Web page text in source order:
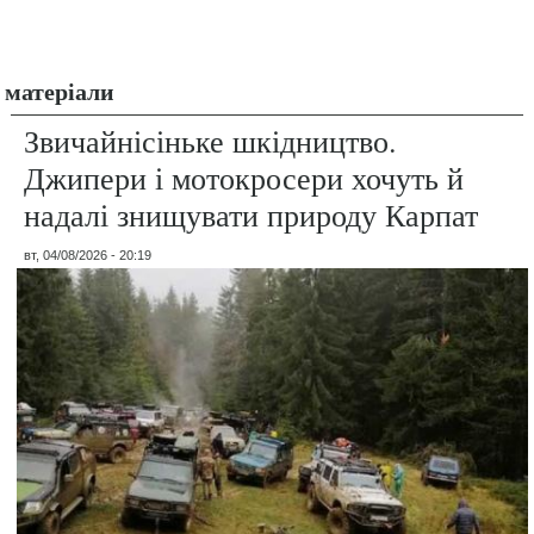
матеріали
Звичайнісіньке шкідництво.
Джипери і мотокросери хочуть й
надалі знищувати природу Карпат
вт, 04/08/2026 - 20:19